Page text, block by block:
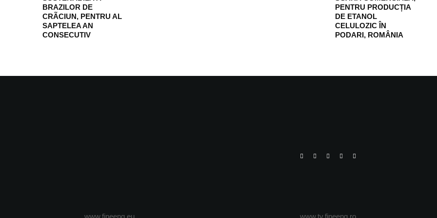
BRAZILOR DE
CRÃCIUN, PENTRU AL
SAPTELEA AN
CONSECUTIV
PENTRU PRODUCȚIA
DE ETANOL
CELULOZIC ÎN
PODARI, ROMÂNIA
www.fineeng.eu www.tv.fineeng.ro